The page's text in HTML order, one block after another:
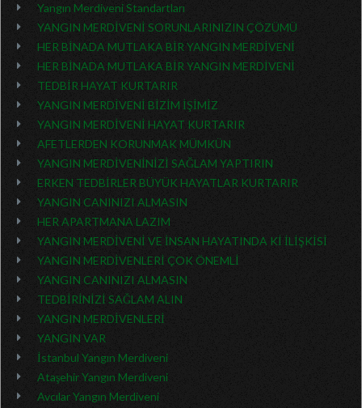
Yangın Merdiveni Standartları
YANGIN MERDİVENİ SORUNLARINIZIN ÇÖZÜMÜ
HER BİNADA MUTLAKA BİR YANGIN MERDİVENİ
HER BİNADA MUTLAKA BİR YANGIN MERDİVENİ
TEDBİR HAYAT KURTARIR
YANGIN MERDİVENİ BİZİM İŞİMİZ
YANGIN MERDİVENİ HAYAT KURTARIR
AFETLERDEN KORUNMAK MÜMKÜN
YANGIN MERDİVENİNİZİ SAĞLAM YAPTIRIN
ERKEN TEDBİRLER BÜYÜK HAYATLAR KURTARIR
YANGIN CANINIZI ALMASIN
HER APARTMANA LAZIM
YANGIN MERDİVENİ VE İNSAN HAYATINDA Kİ İLİŞKİSİ
YANGIN MERDİVENLERİ ÇOK ÖNEMLİ
YANGIN CANINIZI ALMASIN
TEDBİRİNİZİ SAĞLAM ALIN
YANGIN MERDİVENLERİ
YANGIN VAR
İstanbul Yangın Merdiveni
Ataşehir Yangın Merdiveni
Avcılar Yangın Merdiveni